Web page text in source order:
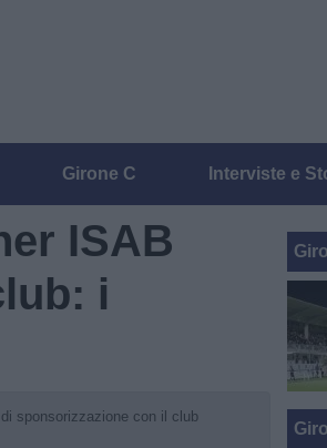
Girone C Interviste e
ISAB
i
sponsorizzazione con il club